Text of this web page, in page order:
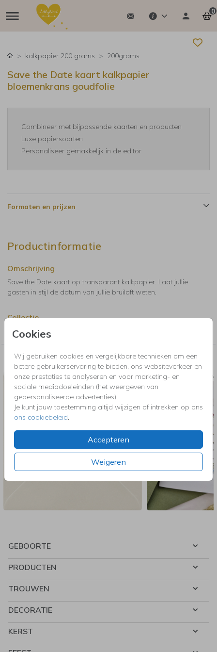
0
Cookies
Wij gebruiken cookies en vergelijkbare technieken om een
betere gebruikerservaring te bieden, ons websiteverkeer en
onze prestaties te analyseren en voor marketing- en
sociale mediadoeleinden (het weergeven van
gepersonaliseerde advertenties).
Je kunt jouw toestemming altijd wijzigen of intrekken op ons
ons cookiebeleid
Accepteren
Weigeren
kalkpapier 200 grams 200grams
Save the Date kaart kalkpapier
bloemenkrans goudfolie
Combineer met bijpassende kaarten en producten
Luxe papiersoorten
Personaliseer gemakkelijk in de editor
Formaten en prijzen
Productinformatie
Omschrijving
Save the Date kaart op transparant kalkpapier. Laat jullie
gasten in stijl de datum van jullie bruiloft weten.
Collectie
200grams
Nog meer in deze stijl voor jou
SLUITSTICKER
GEBOORTE
PRODUCTEN
TROUWEN
DECORATIE
KERST